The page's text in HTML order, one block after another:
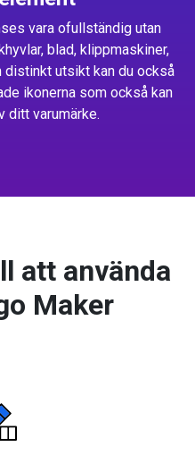
vara ofullständig utan
blad, klippmaskiner,
distinkt utsikt kan du också
ikonerna som också kan
ditt varumärke.
att använda
Maker